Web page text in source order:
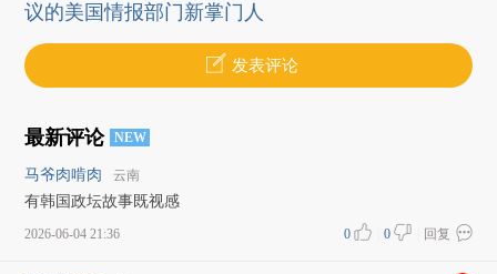
议的美国情报部门新掌门人
发表评论
最新评论 NEW
马爷肉啃肉 云南
有韩国政坛故事既视感
2026-06-04 21:36 回复
0
0